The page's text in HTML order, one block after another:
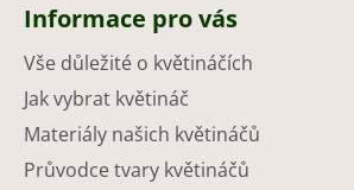
Informace pro vás
Vše důležité o květináčích
Jak vybrat květináč
Materiály našich květináčů
Průvodce tvary květináčů